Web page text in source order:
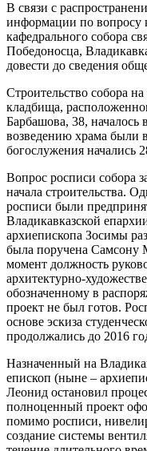
В связи с
информации по вопросу
кафедрального собора
Победоносца,
довести до сведения
Строительство собора
кладбища,
Барбашова, 38,
возведению храма были
богослужения начались
Вопрос росписи собора
начала строительства.
росписи были
Владикавказской
архиепископа Зосимы
была поручена Самсону
момент должность
архитектурно-
обозначенному в
проект не был готов.
основе эскиза
продолжались до 2016
Назначенный на
епископ (ныне –
Леонид остановил
полноценный проект
помимо росписи,
создание системы